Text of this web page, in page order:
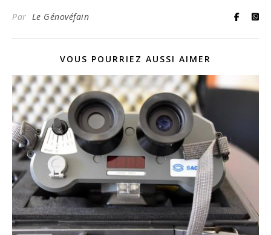
Par Le Génovéfain
VOUS POURRIEZ AUSSI AIMER